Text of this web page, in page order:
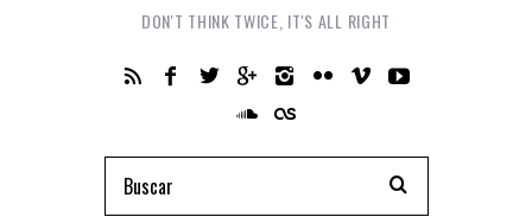
DON'T THINK TWICE, IT'S ALL RIGHT